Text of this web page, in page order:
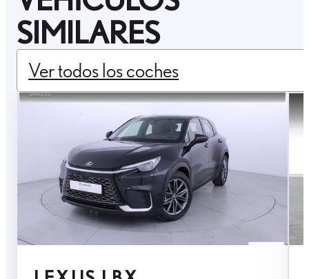
SIMILARES
Ver todos los coches